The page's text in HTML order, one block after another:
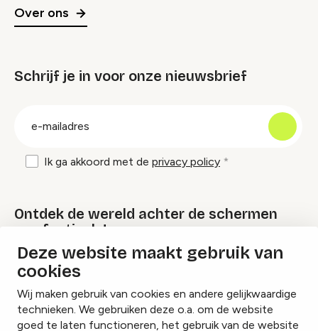
Deze website maakt gebruik van
cookies
Wij maken gebruik van cookies en andere gelijkwaardige
technieken. We gebruiken deze o.a. om de website
goed te laten functioneren, het gebruik van de website
Over ons
Schrijf je in voor onze nieuwsbrief
Ik ga akkoord met de privacy policy
Ontdek de wereld achter de schermen
van festivals!
Lees onze Festival Specials